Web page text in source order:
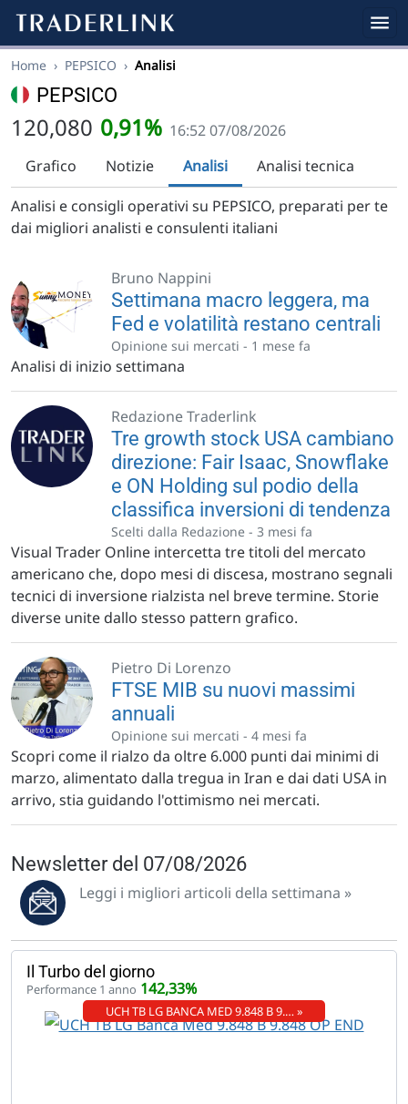
Home › PEPSICO › Analisi
PEPSICO
120,080 0,91% 16:52 07/08/2026
Grafico
Notizie Analisi
Analisi tecnica
Analisi e consigli operativi su PEPSICO, preparati per te
dai migliori analisti e consulenti italiani
Bruno Nappini
Settimana macro leggera, ma
Fed e volatilità restano centrali
Opinione sui mercati - 1 mese fa
Analisi di inizio settimana
Redazione Traderlink
Tre growth stock USA cambiano
direzione: Fair Isaac, Snowflake
e ON Holding sul podio della
classifica inversioni di tendenza
Scelti dalla Redazione - 3 mesi fa
Visual Trader Online intercetta tre titoli del mercato
americano che, dopo mesi di discesa, mostrano segnali
tecnici di inversione rialzista nel breve termine. Storie
diverse unite dallo stesso pattern grafico.
Pietro Di Lorenzo
FTSE MIB su nuovi massimi
annuali
Opinione sui mercati - 4 mesi fa
Scopri come il rialzo da oltre 6.000 punti dai minimi di
marzo, alimentato dalla tregua in Iran e dai dati USA in
arrivo, stia guidando l'ottimismo nei mercati.
Newsletter del 07/08/2026
Leggi i migliori articoli della settimana »
Il Turbo del giorno
Performance 1 anno 142,33%
UCH TB LG BANCA MED 9.848 B 9.… »